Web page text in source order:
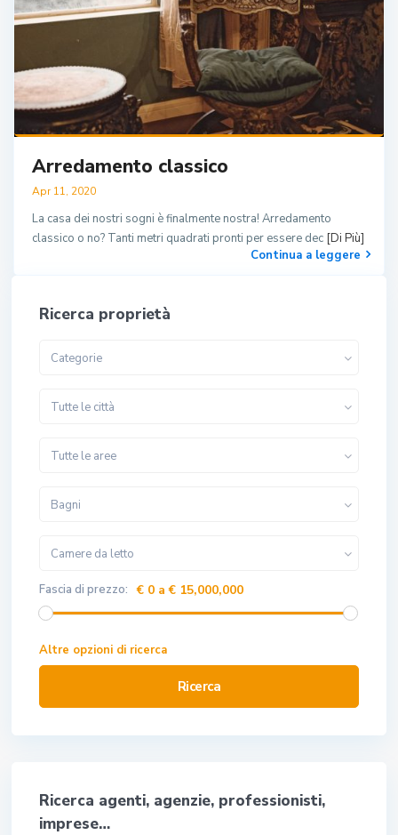
Arredamento classico
Apr 11, 2020
La casa dei nostri sogni è finalmente nostra! Arredamento
classico o no? Tanti metri quadrati pronti per essere dec [Di Più]
Continua a leggere
Ricerca proprietà
Categorie
Tutte le città
Tutte le aree
Bagni
Camere da letto
Fascia di prezzo: € 0 a € 15,000,000
Altre opzioni di ricerca
Ricerca
Ricerca agenti, agenzie, professionisti,
imprese…